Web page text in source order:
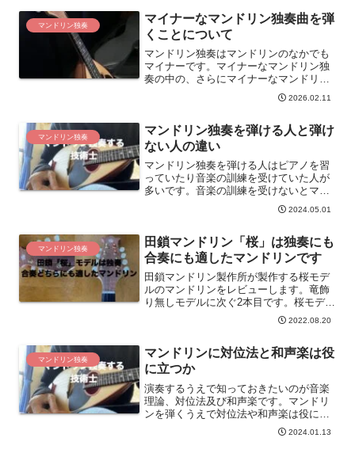
マンドリン独奏
マイナーなマンドリン独奏曲を弾
くことについて
マンドリン独奏はマンドリンのなかでも
マイナーです。マイナーなマンドリン独
奏の中の、さらにマイナーなマンドリン
独奏曲を弾くことについて考えます。
2026.02.11
マンドリン独奏
マンドリン独奏を弾ける人と弾け
ない人の違い
マンドリン独奏を弾ける人はピアノを習
っていたり音楽の訓練を受けていた人が
多いです。音楽の訓練を受けないとマン
ドリン独奏は弾けないのかといったらそ
うではありません。訓練すれば弾けるよ
2024.05.01
マンドリン独奏
田鎖マンドリン「桜」は独奏にも
合奏にも適したマンドリンです
田鎖マンドリン製作所が製作する桜モデ
ルのマンドリンをレビューします。竜飾
り無しモデルに次ぐ2本目です。桜モデル
はマンドリン独奏、合奏のどちらでも使
2022.08.20
マンドリン独奏
マンドリンに対位法と和声楽は役
に立つか
演奏するうえで知っておきたいのが音楽
理論、対位法及び和声楽です。マンドリ
ンを弾くうえで対位法や和声楽は役にた
つの？ と思うことがあります。対位法
はマンドリン独奏に、和声楽は合奏に役
2024.01.13